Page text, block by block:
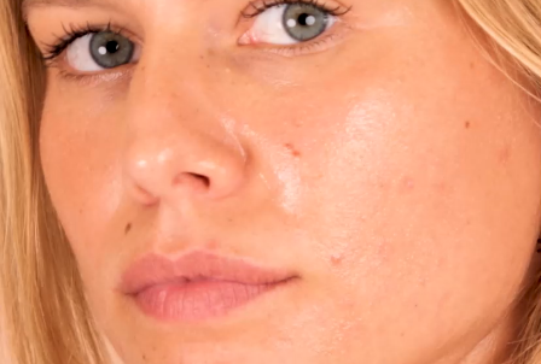
我的訂單
我的地址
issa™ Teeth Whitening Set
FAQ™ Dual LED Panel
熱門產品
Polski
Svenska
Русский
Türkçe
简体中文
發貨國家
美國 預計送達日期
英國
西班牙 8/9/26